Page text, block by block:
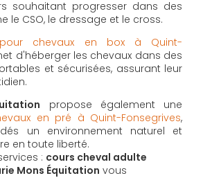
souhaitant progresser dans des
le CSO, le dressage et le cross.
chevaux en box à Quint-
d'héberger les chevaux dans des
et sécurisées, assurant leur
propose également une
en pré à Quint-Fonsegrives,
un environnement naturel et
en toute liberté.
: cours cheval adulte
Mons Équitation vous